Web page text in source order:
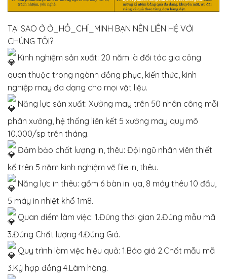
TẠI SAO Ở Ở_HỒ_CHÍ_MINH BẠN NÊN LIÊN HỆ VỚI
CHÚNG TÔI?
Kinh nghiệm sản xuất: 20 năm là đối tác gia công
quen thuộc trong ngành đồng phục, kiến thức, kinh
nghiệp may đa dạng cho mọi vật liệu.
Năng lực sản xuất: Xưởng may trên 50 nhân công mỗi
phân xưởng, hệ thống liên kết 5 xưởng may quy mô
10.000/sp trên tháng.
Đảm bảo chất lượng in, thêu: Đội ngũ nhân viên thiết
kế trên 5 năm kinh nghiệm vẽ file in, thêu.
Năng lực in thêu: gồm 6 bàn in lụa, 8 máy thêu 10 đầu,
5 máy in nhiệt khổ 1m8.
Quan điểm làm việc: 1.Đúng thời gian 2.Đúng mẫu mã
3.Đúng Chất lượng 4.Đúng Giá.
Quy trình làm việc hiệu quả: 1.Báo giá 2.Chốt mẫu mã
3.Ký hợp đồng 4.Làm hàng.